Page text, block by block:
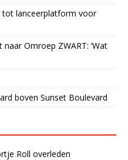
tot lanceerplatform voor
Omroep ZWART: ‘Wat
boven Sunset Boulevard
Roll overleden